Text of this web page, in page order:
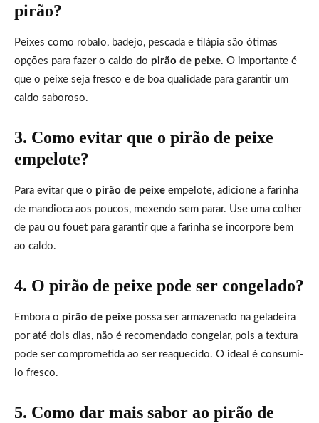
pirão?
Peixes como robalo, badejo, pescada e tilápia são ótimas
opções para fazer o caldo do pirão de peixe. O importante é
que o peixe seja fresco e de boa qualidade para garantir um
caldo saboroso.
3. Como evitar que o pirão de peixe
empelote?
Para evitar que o pirão de peixe empelote, adicione a farinha
de mandioca aos poucos, mexendo sem parar. Use uma colher
de pau ou fouet para garantir que a farinha se incorpore bem
ao caldo.
4. O pirão de peixe pode ser congelado?
Embora o pirão de peixe possa ser armazenado na geladeira
por até dois dias, não é recomendado congelar, pois a textura
pode ser comprometida ao ser reaquecido. O ideal é consumi-
lo fresco.
5. Como dar mais sabor ao pirão de